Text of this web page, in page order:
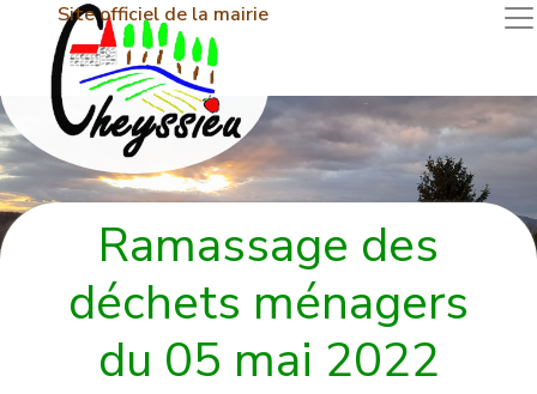
Site officiel de la mairie
Ramassage des
déchets ménagers
du 05 mai 2022